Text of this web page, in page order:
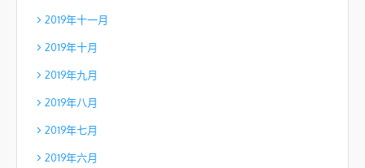
2019年十一月
2019年十月
2019年九月
2019年八月
2019年七月
2019年六月